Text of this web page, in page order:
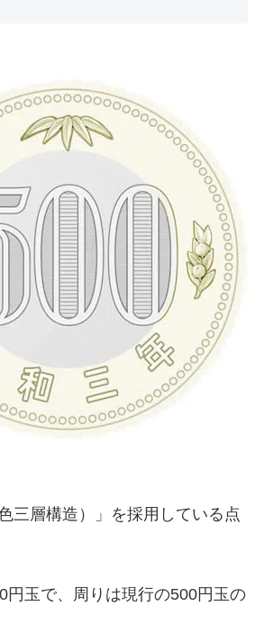
三層構造）」を採用している点
玉で、周りは現行の500円玉の